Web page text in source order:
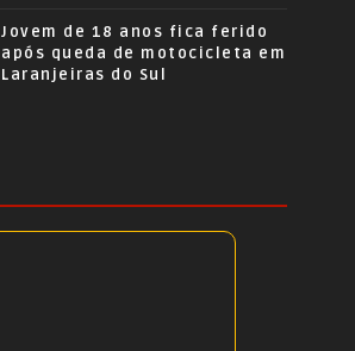
Jovem de 18 anos fica ferido
após queda de motocicleta em
Laranjeiras do Sul